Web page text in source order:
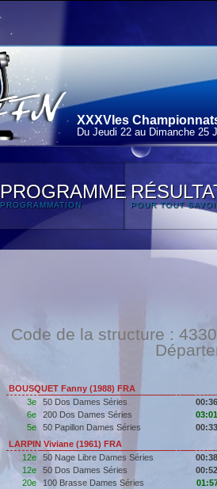
XXXVIes
Du Jeudi 22 au Dimanche 25
PROGRAMME
PROGRAMMATION POUR TOUT
Code de la structure :
BOUSQUET Fanny (1988) FRA
3e
50 Dos Dames Séries
6e
200 Dos Dames Séries
5e
50 Papillon Dames Séries
LARPIN Viviane (1961) FRA
12e
50 Nage Libre Dames Séries
12e
50 Dos Dames Séries
20e
100 Brasse Dames Séries